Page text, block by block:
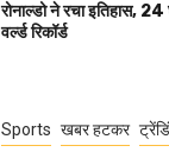
रोनाल्डो ने रचा इतिहास,
वर्ल्ड रिकॉर्ड
Sports खबर हटकर